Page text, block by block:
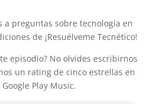
a preguntas sobre tecnología en
de ¡Resuélveme Tecnético!
episodio? No olvides escribirnos
un rating de cinco estrellas en
Play Music.